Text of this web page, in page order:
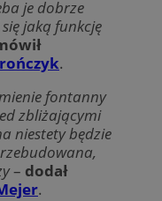
je dobrze
jaką funkcję
.
fontanny
zbliżającymi
niestety będzie
– dodał
.